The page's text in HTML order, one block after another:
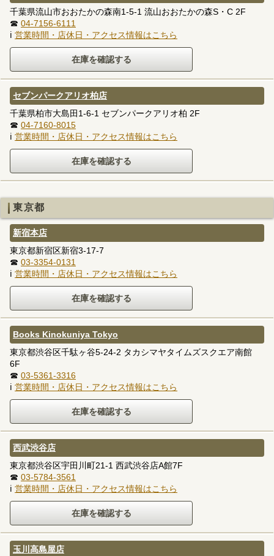
千葉県流山市おおたかの森南1-5-1 流山おおたかの森S・C 2F
☎ 04-7156-6111
ℹ 営業時間・店休日・アクセス情報はこちら
セブンパークアリオ柏店
千葉県柏市大島田1-6-1 セブンパークアリオ柏 2F
☎ 04-7160-8015
ℹ 営業時間・店休日・アクセス情報はこちら
東京都
新宿本店
東京都新宿区新宿3-17-7
☎ 03-3354-0131
ℹ 営業時間・店休日・アクセス情報はこちら
Books Kinokuniya Tokyo
東京都渋谷区千駄ヶ谷5-24-2 タカシマヤタイムズスクエア南館
6F
☎ 03-5361-3316
ℹ 営業時間・店休日・アクセス情報はこちら
西武渋谷店
東京都渋谷区宇田川町21-1 西武渋谷店A館7F
☎ 03-5784-3561
ℹ 営業時間・店休日・アクセス情報はこちら
玉川高島屋店